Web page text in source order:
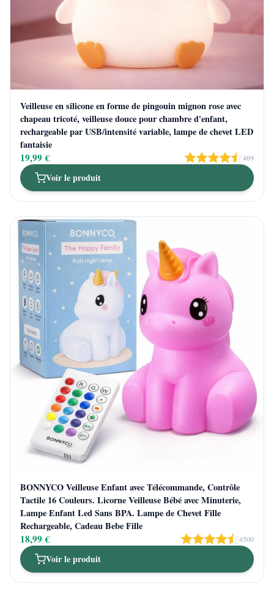
Veilleuse en silicone en forme de pingouin mignon rose avec
chapeau tricoté, veilleuse douce pour chambre d'enfant,
rechargeable par USB/intensité variable, lampe de chevet LED
fantaisie
19,99 € 469
Voir le produit
BONNYCO Veilleuse Enfant avec Télécommande, Contrôle
Tactile 16 Couleurs. Licorne Veilleuse Bébé avec Minuterie,
Lampe Enfant Led Sans BPA. Lampe de Chevet Fille
Rechargeable, Cadeau Bebe Fille
18,99 € 4500
Voir le produit